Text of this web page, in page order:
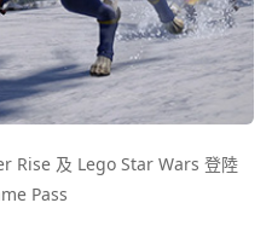
Rise 及 Lego Star Wars 登陸
Pass